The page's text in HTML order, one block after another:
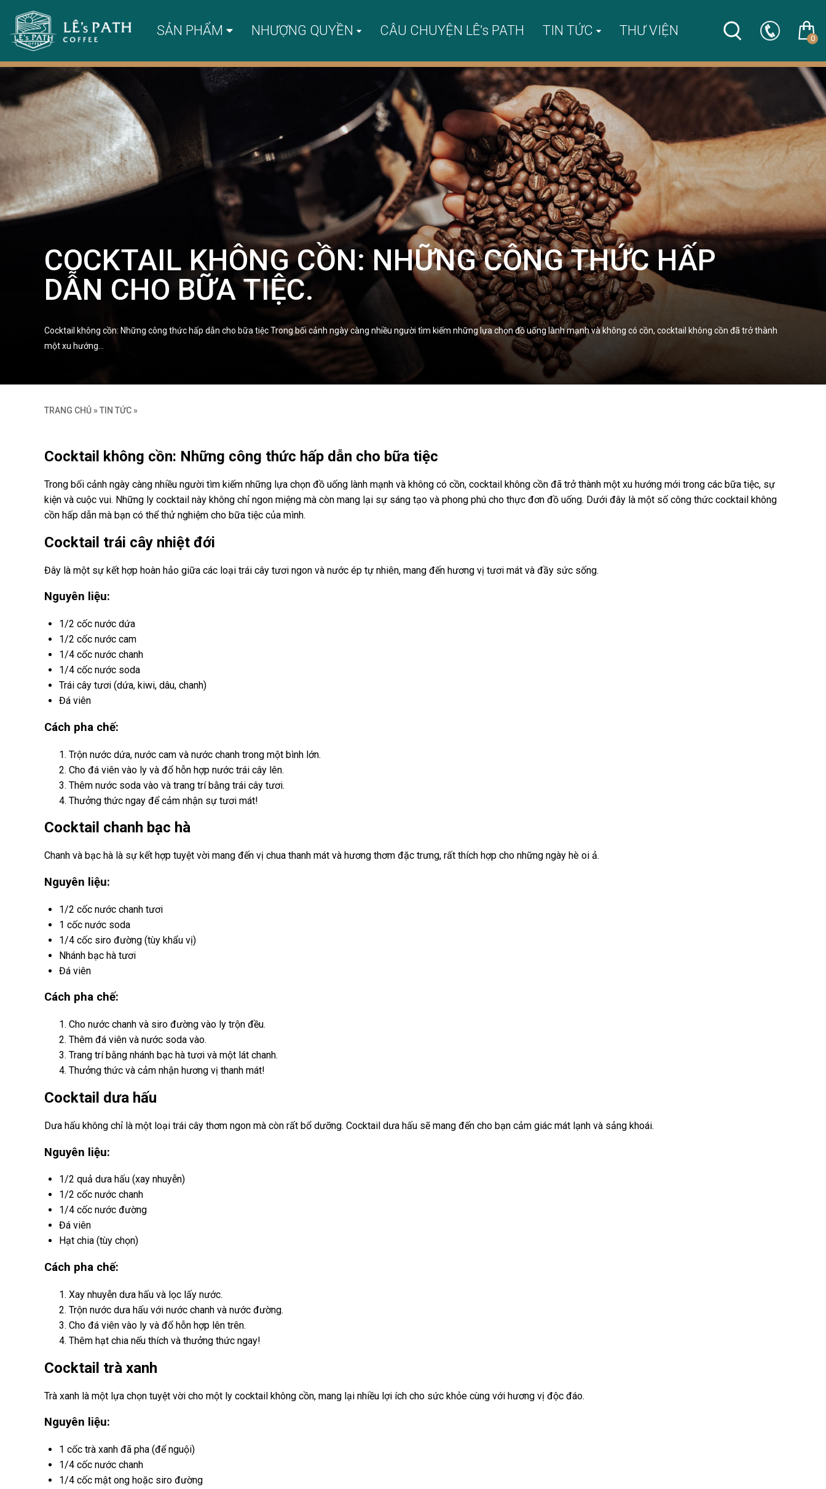
SẢN PHẨM NHƯỢNG QUYỀN CÂU CHUYỆN LÊ’s PATH TIN TỨC THƯ VIỆN 0
COCKTAIL KHÔNG CỒN: NHỮNG CÔNG THỨC HẤP
DẪN CHO BỮA TIỆC.
Cocktail không cồn: Những công thức hấp dẫn cho bữa tiệc Trong bối cảnh ngày càng nhiều người tìm kiếm những lựa chọn đồ uống lành mạnh và không có cồn, cocktail không cồn đã trở thành
một xu hướng…
TRANG CHỦ » TIN TỨC »
Cocktail không cồn: Những công thức hấp dẫn cho bữa tiệc
Trong bối cảnh ngày càng nhiều người tìm kiếm những lựa chọn đồ uống lành mạnh và không có cồn, cocktail không cồn đã trở thành một xu hướng mới trong các bữa tiệc, sự
kiện và cuộc vui. Những ly cocktail này không chỉ ngon miệng mà còn mang lại sự sáng tạo và phong phú cho thực đơn đồ uống. Dưới đây là một số công thức cocktail không
cồn hấp dẫn mà bạn có thể thử nghiệm cho bữa tiệc của mình.
Cocktail trái cây nhiệt đới
Đây là một sự kết hợp hoàn hảo giữa các loại trái cây tươi ngon và nước ép tự nhiên, mang đến hương vị tươi mát và đầy sức sống.
Nguyên liệu:
1/2 cốc nước dứa
1/2 cốc nước cam
1/4 cốc nước chanh
1/4 cốc nước soda
Trái cây tươi (dứa, kiwi, dâu, chanh)
Đá viên
Cách pha chế:
Trộn nước dứa, nước cam và nước chanh trong một bình lớn.
Cho đá viên vào ly và đổ hỗn hợp nước trái cây lên.
Thêm nước soda vào và trang trí bằng trái cây tươi.
Thưởng thức ngay để cảm nhận sự tươi mát!
Cocktail chanh bạc hà
Chanh và bạc hà là sự kết hợp tuyệt vời mang đến vị chua thanh mát và hương thơm đặc trưng, rất thích hợp cho những ngày hè oi ả.
Nguyên liệu:
1/2 cốc nước chanh tươi
1 cốc nước soda
1/4 cốc siro đường (tùy khẩu vị)
Nhánh bạc hà tươi
Đá viên
Cách pha chế:
Cho nước chanh và siro đường vào ly trộn đều.
Thêm đá viên và nước soda vào.
Trang trí bằng nhánh bạc hà tươi và một lát chanh.
Thưởng thức và cảm nhận hương vị thanh mát!
Cocktail dưa hấu
Dưa hấu không chỉ là một loại trái cây thơm ngon mà còn rất bổ dưỡng. Cocktail dưa hấu sẽ mang đến cho bạn cảm giác mát lạnh và sảng khoái.
Nguyên liệu:
1/2 quả dưa hấu (xay nhuyễn)
1/2 cốc nước chanh
1/4 cốc nước đường
Đá viên
Hạt chia (tùy chọn)
Cách pha chế:
Xay nhuyễn dưa hấu và lọc lấy nước.
Trộn nước dưa hấu với nước chanh và nước đường.
Cho đá viên vào ly và đổ hỗn hợp lên trên.
Thêm hạt chia nếu thích và thưởng thức ngay!
Cocktail trà xanh
Trà xanh là một lựa chọn tuyệt vời cho một ly cocktail không cồn, mang lại nhiều lợi ích cho sức khỏe cùng với hương vị độc đáo.
Nguyên liệu:
1 cốc trà xanh đã pha (để nguội)
1/4 cốc nước chanh
1/4 cốc mật ong hoặc siro đường